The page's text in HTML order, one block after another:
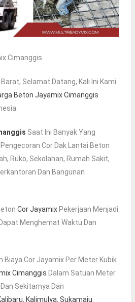
Cimanggis
Selamat Datang, Kali Ini Kami
Beton Jayamix Cimanggis
Saat Ini Banyak Yang
Cor Dak Lantai Beton
Ruko, Sekolahan, Rumah Sakit,
Dan Bangunan
Cor JayamixPekerjaan Menjadi
Menghemat Waktu Dan
Biaya Cor Jayamix Per Meter Kubik
Cimanggis Dalam Satuan Meter
Sekitarnya Dan
, Kalimulya, Sukamaju